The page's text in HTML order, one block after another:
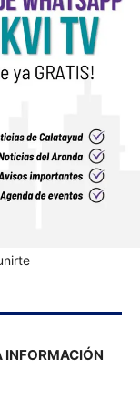
INFORMACIÓN